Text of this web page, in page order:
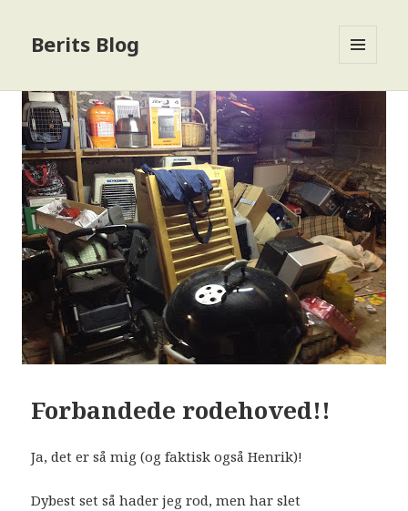
Berits Blog
Forbandede rodehoved!!
Ja, det er så mig (og faktisk også Henrik)!
Dybest set så hader jeg rod, men har slet